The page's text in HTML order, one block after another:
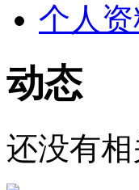
个人
动态
还没有